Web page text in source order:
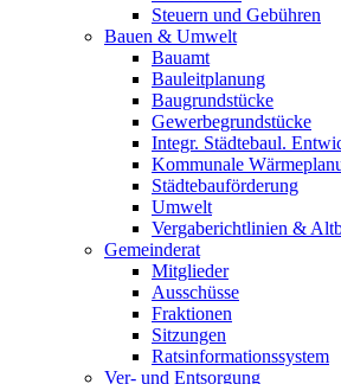
Steuern und Gebühren
Bauen & Umwelt
Bauamt
Bauleitplanung
Baugrundstücke
Gewerbegrundstücke
Integr. Städtebaul.
Kommunale
Städtebauförderung
Umwelt
Vergaberichtlinien &
Gemeinderat
Mitglieder
Ausschüsse
Fraktionen
Sitzungen
Ratsinformationssystem
Ver- und Entsorgung